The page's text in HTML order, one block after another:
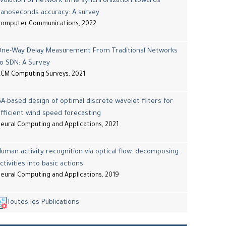
accuracy: A survey
Communications, 2022
Way Delay Measurement From Traditional Networks
SDN: A Survey
Computing Surveys, 2021
based design of optimal discrete wavelet filters for
wind speed forecasting
Computing and Applications, 2021
activity recognition via optical flow: decomposing
into basic actions
Computing and Applications, 2019
Toutes les Publications